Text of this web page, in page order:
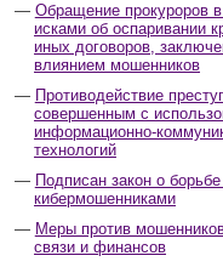
Обращение прокуроров
исками об оспаривании
иных договоров,
влиянием мошенников
Противодействие
совершенным с
информационно-
технологий
Подписан закон о борьбе
кибермошенниками
Меры против
связи и финансов